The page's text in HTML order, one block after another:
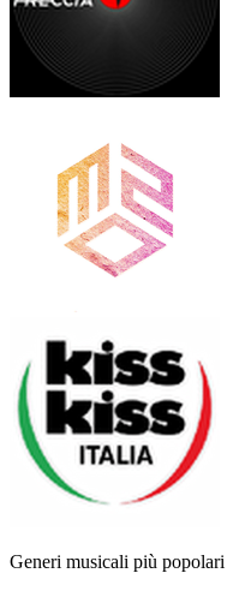
Generi musicali più popolari